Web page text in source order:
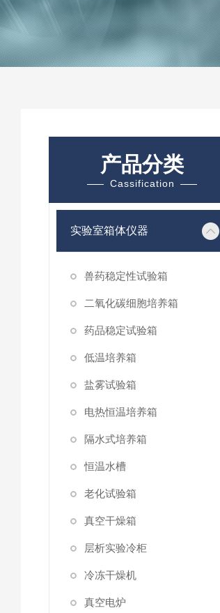
产品分类
Cassification
实验室箱体仪器
兽药稳定性试验箱
二氧化碳细胞培养箱
药品稳定试验箱
低温培养箱
盐雾试验箱
电热恒温培养箱
隔水式培养箱
恒温水槽
老化试验箱
真空干燥箱
层析实验冷柜
冷冻干燥机
真空电炉